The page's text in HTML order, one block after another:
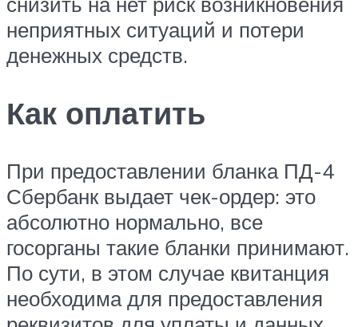
неприятных ситуаций и потери
денежных средств.
Как оплатить
При предоставлении бланка ПД-4
Сбербанк выдает чек-ордер: это
абсолютно нормально, все
госорганы такие бланки принимают.
По сути, в этом случае квитанция
необходима для предоставления